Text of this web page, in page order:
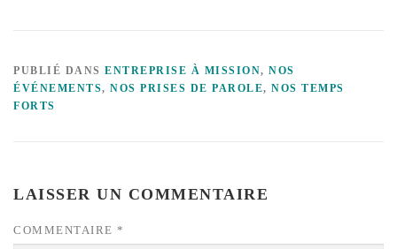
PUBLIÉ DANS ENTREPRISE À MISSION, NOS
ÉVÉNEMENTS, NOS PRISES DE PAROLE, NOS TEMPS
FORTS
LAISSER UN COMMENTAIRE
COMMENTAIRE *